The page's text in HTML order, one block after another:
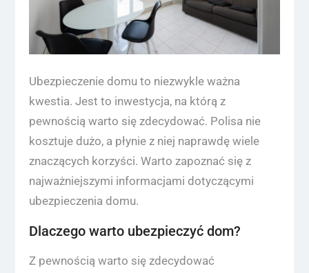
Ubezpieczenie domu to niezwykle ważna
kwestia. Jest to inwestycja, na którą z
pewnością warto się zdecydować. Polisa nie
kosztuje dużo, a płynie z niej naprawdę wiele
znaczących korzyści. Warto zapoznać się z
najważniejszymi informacjami dotyczącymi
ubezpieczenia domu.
Dlaczego warto ubezpieczyć dom?
Z pewnością warto się zdecydować